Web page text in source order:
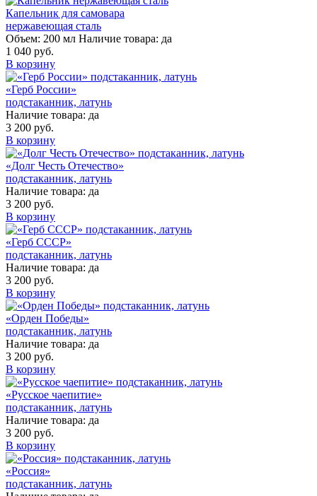
Капельник для самовара
нержавеющая сталь
Объем: 200 мл Наличие товара: да
1 040 руб.
В корзину
«Герб России»
подстаканник, латунь
Наличие товара: да
3 200 руб.
В корзину
«Долг Честь Отечество»
подстаканник, латунь
Наличие товара: да
3 200 руб.
В корзину
«Герб СССР»
подстаканник, латунь
Наличие товара: да
3 200 руб.
В корзину
«Орден Победы»
подстаканник, латунь
Наличие товара: да
3 200 руб.
В корзину
«Русское чаепитие»
подстаканник, латунь
Наличие товара: да
3 200 руб.
В корзину
«Россия»
подстаканник, латунь